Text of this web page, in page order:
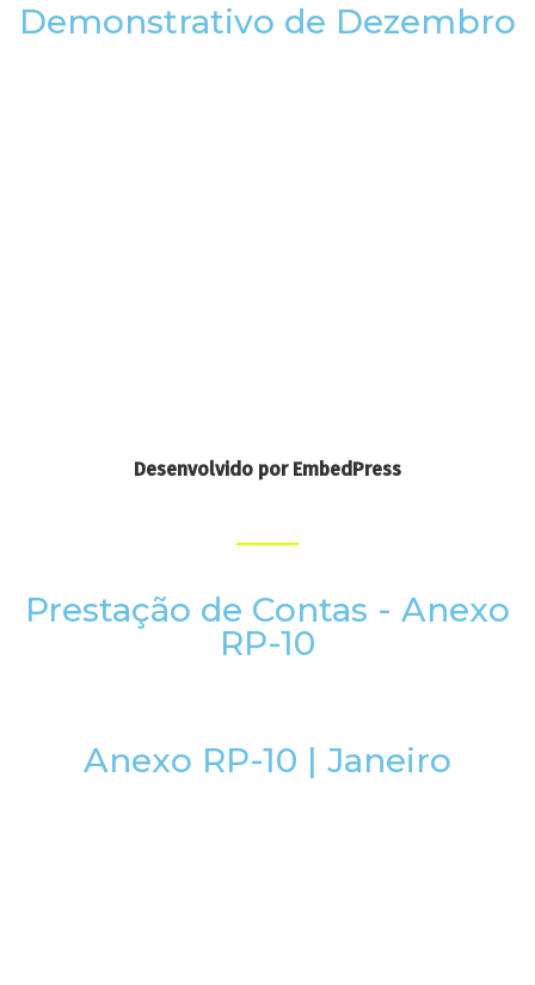
Demonstrativo de Dezembro
Desenvolvido por EmbedPress
Prestação de Contas - Anexo
RP-10
Anexo RP-10 | Janeiro